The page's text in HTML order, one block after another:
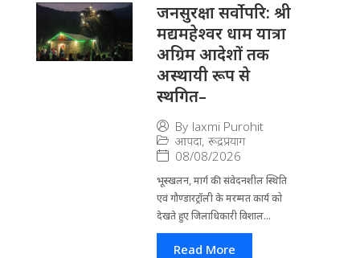
जनसुरक्षा सर्वोपरि: श्री
मद्यमहेश्वर धाम यात्रा
अग्रिम आदेशों तक
अस्थायी रूप से
स्थगित–
By laxmi Purohit
आपदा, रूद्रप्रयाग
08/08/2026
भूस्खलन, मार्ग की संवेदनशील स्थिति
एवं गौण्डारट्रॉली के मरम्मत कार्य को
देखते हुए जिलाधिकारी विशाल...
Read More